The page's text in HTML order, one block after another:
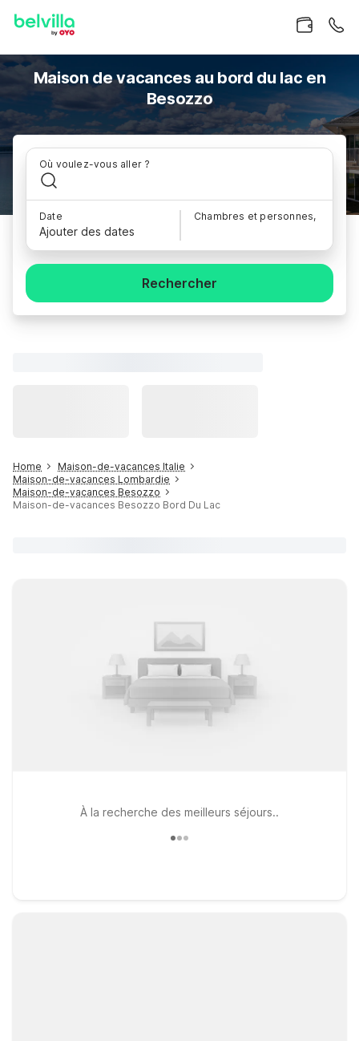
Maison de vacances au bord du lac en
Besozzo
Où voulez-vous aller ?
Date
Ajouter des dates
Chambres et personnes,
Rechercher
Home
Maison-de-vacances Italie
Maison-de-vacances Lombardie
Maison-de-vacances Besozzo
Maison-de-vacances Besozzo Bord Du Lac
À la recherche des meilleurs séjours..